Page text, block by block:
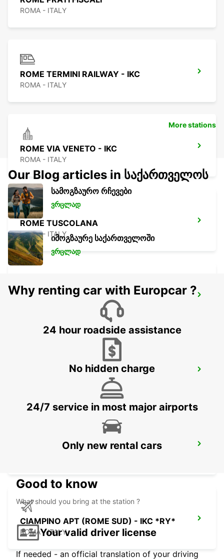
ROMA - ITALY
ROME TERMINI RAILWAY - IKC
ROMA - ITALY
ROME VIA VENETO - IKC
ROMA - ITALY
ROME TUSCOLANA
ROMA - ITALY
ROME CORSO FRANCIA
ROME VATICAN STATE - IKC
ROME EUR
CIAMPINO APT (ROME SUD) - IKC *RY*
ROMA - ITALY
More stations
Our Blog articles in საქართველოს
სამოგზაურო რჩევები
ვრცლად
იმოგზაურე საქართველოში
ვრცლად
Why renting car with Europcar ?
24 hour roadside assistance
No hidden charge
24/7 service in most major airports
Only new rental cars
Good to know
What should you bring at the station ?
Your valid driver license
If needed - an official translation of your driving